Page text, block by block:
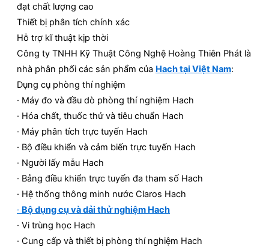
đạt chất lượng cao
Thiết bị phân tích chính xác
Hỗ trợ kĩ thuật kịp thời
Công ty TNHH Kỹ Thuật Công Nghệ Hoàng Thiên Phát là
nhà phân phối các sản phẩm của Hach tại Việt Nam:
Dụng cụ phòng thí nghiệm
· Máy đo và đầu dò phòng thí nghiệm Hach
· Hóa chất, thuốc thử và tiêu chuẩn Hach
· Máy phân tích trực tuyến Hach
· Bộ điều khiển và cảm biến trực tuyến Hach
· Người lấy mẫu Hach
· Bảng điều khiển trực tuyến đa tham số Hach
· Hệ thống thông minh nước Claros Hach
· Bộ dụng cụ và dải thử nghiệm Hach
· Vi trùng học Hach
· Cung cấp và thiết bị phòng thí nghiệm Hach